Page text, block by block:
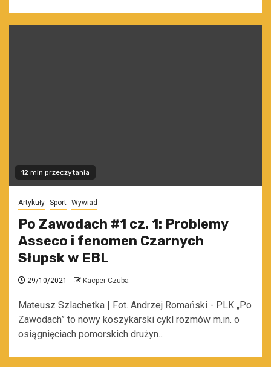
12 min przeczytania
Artykuły Sport Wywiad
Po Zawodach #1 cz. 1: Problemy
Asseco i fenomen Czarnych
Słupsk w EBL
29/10/2021 Kacper Czuba
Mateusz Szlachetka | Fot. Andrzej Romański - PLK „Po
Zawodach” to nowy koszykarski cykl rozmów m.in. o
osiągnięciach pomorskich drużyn...